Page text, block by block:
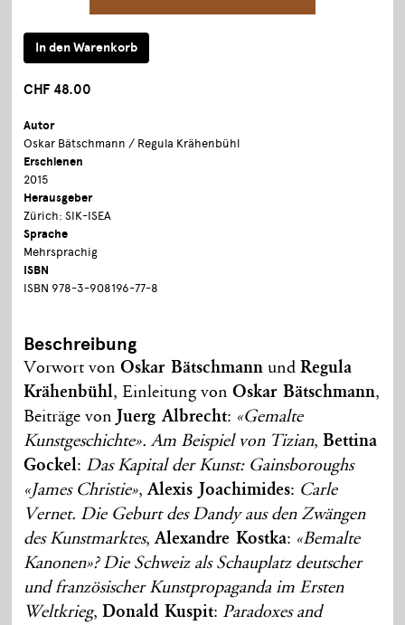
CHF 48.00
Autor
Oskar Bätschmann / Regula Krähenbühl
Erschienen
2015
Herausgeber
Zürich: SIK-ISEA
Sprache
Mehrsprachig
ISBN
ISBN 978-3-908196-77-8
Beschreibung
Vorwort vonOskar Bätschmann undRegula
Krähenbühl, Einleitung vonOskar Bätschmann,
Beiträge von Juerg Albrecht: «Gemalte
Kunstgeschichte». Am Beispiel von Tizian,Bettina
Gockel: Das Kapital der Kunst: Gainsboroughs
«James Christie»,Alexis Joachimides: Carle
Vernet. Die Geburt des Dandy aus den Zwängen
des Kunstmarktes,Alexandre Kostka: «Bemalte
Kanonen»? Die Schweiz als Schauplatz deutscher
und französischer Kunstpropaganda im Ersten
Weltkrieg,Donald Kuspit: Paradoxes and